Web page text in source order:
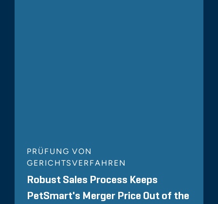
PRÜFUNG VON
GERICHTSVERFAHREN
Robust Sales Process Keeps
PetSmart's Merger Price Out of the